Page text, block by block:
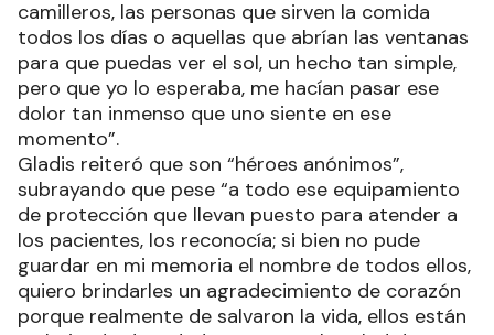
camilleros, las personas que sirven la comida
todos los días o aquellas que abrían las ventanas
para que puedas ver el sol, un hecho tan simple,
pero que yo lo esperaba, me hacían pasar ese
dolor tan inmenso que uno siente en ese
momento”.
Gladis reiteró que son “héroes anónimos”,
subrayando que pese “a todo ese equipamiento
de protección que llevan puesto para atender a
los pacientes, los reconocía; si bien no pude
guardar en mi memoria el nombre de todos ellos,
quiero brindarles un agradecimiento de corazón
porque realmente de salvaron la vida, ellos están